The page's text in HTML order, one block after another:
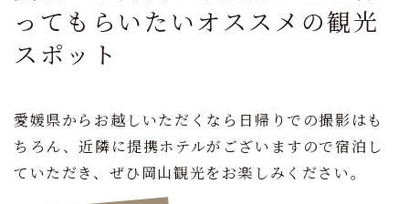
ってもらいたいオススメの観光
スポット
愛媛県からお越しいただくなら日帰りでの撮影はも
ちろん、近隣に提携ホテルがございますので宿泊し
ていただき、ぜひ岡山観光をお楽しみください。